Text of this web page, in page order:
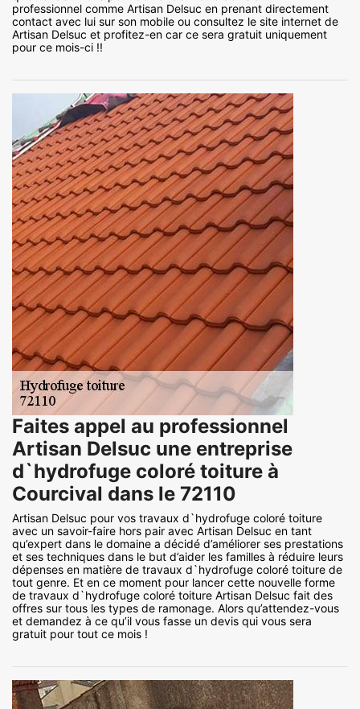
professionnel comme Artisan Delsuc en prenant directement
contact avec lui sur son mobile ou consultez le site internet de
Artisan Delsuc et profitez-en car ce sera gratuit uniquement
pour ce mois-ci !!
Faites appel au professionnel
Artisan Delsuc une entreprise
d`hydrofuge coloré toiture à
Courcival dans le 72110
Artisan Delsuc pour vos travaux d`hydrofuge coloré toiture
avec un savoir-faire hors pair avec Artisan Delsuc en tant
qu’expert dans le domaine a décidé d’améliorer ses prestations
et ses techniques dans le but d’aider les familles à réduire leurs
dépenses en matière de travaux d`hydrofuge coloré toiture de
tout genre. Et en ce moment pour lancer cette nouvelle forme
de travaux d`hydrofuge coloré toiture Artisan Delsuc fait des
offres sur tous les types de ramonage. Alors qu’attendez-vous
et demandez à ce qu’il vous fasse un devis qui vous sera
gratuit pour tout ce mois !